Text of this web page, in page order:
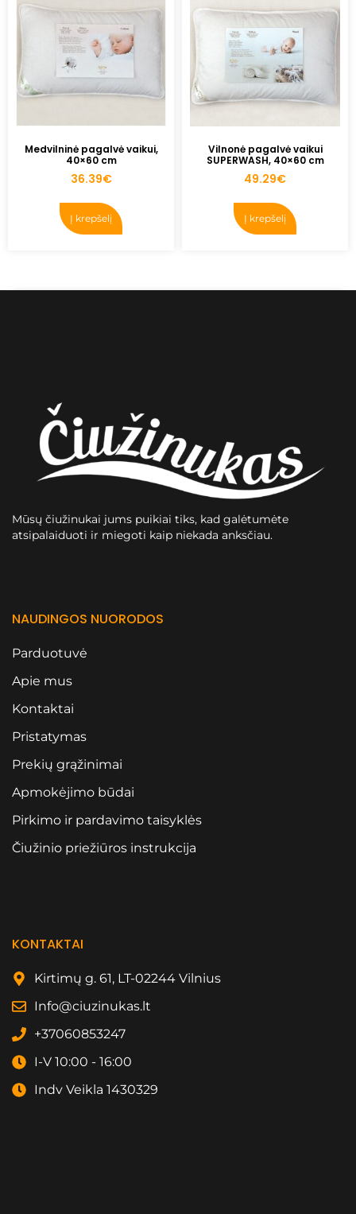
Medvilninė pagalvė vaikui,
40×60 cm
36.39€
Į krepšelį
Vilnonė pagalvė vaikui
SUPERWASH, 40×60 cm
49.29€
Į krepšelį
Mūsų čiužinukai jums puikiai tiks, kad galėtumėte
atsipalaiduoti ir miegoti kaip niekada anksčiau.
NAUDINGOS NUORODOS
Parduotuvė
Apie mus
Kontaktai
Pristatymas
Prekių grąžinimai
Apmokėjimo būdai
Pirkimo ir pardavimo taisyklės
Čiužinio priežiūros instrukcija
KONTAKTAI
Kirtimų g. 61, LT-02244 Vilnius
Info@ciuzinukas.lt
+37060853247
I-V 10:00 - 16:00
Indv Veikla 1430329